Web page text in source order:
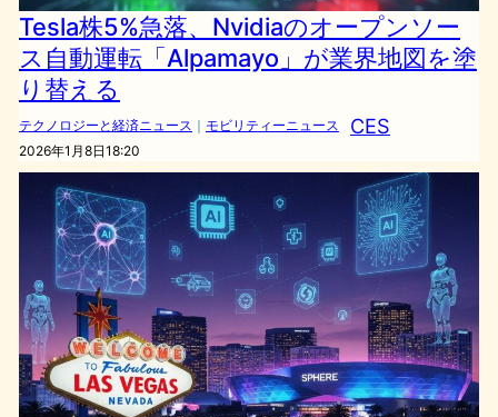
Tesla株5%急落、Nvidiaのオープンソー
ス自動運転「Alpamayo」が業界地図を塗
り替える
テクノロジーと経済ニュース ｜ モビリティーニュース CES
2026年1月8日18:20